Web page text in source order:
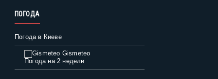
ПОГОДА
Погода в Киеве
Gismeteo
Погода на 2 недели